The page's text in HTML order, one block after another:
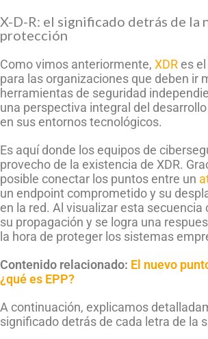
X-D-R: el significado detrás de la
protección
Como vimos anteriormente, XDR es
para las organizaciones que deben ir
herramientas de seguridad
una perspectiva integral del
en sus entornos tecnológicos.
Es aquí donde los equipos de
provecho de la existencia de XDR.
posible conectar los puntos entre un
un endpoint comprometido y su
en la red. Al visualizar esta secuencia
su propagación y se logra una
la hora de proteger los sistemas
Contenido relacionado: El nuevo
¿qué es EPP?
A continuación, explicamos
significado detrás de cada letra de la